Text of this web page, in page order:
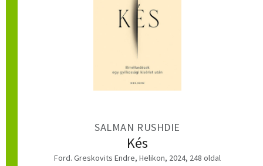
SALMAN RUSHDIE
Kés
Ford. Greskovits Endre, Helikon, 2024, 248 oldal